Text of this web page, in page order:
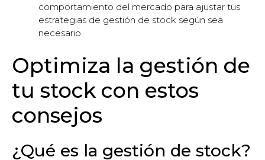
comportamiento del mercado para ajustar tus
estrategias de gestión de stock según sea
necesario.
Optimiza la gestión de
tu stock con estos
consejos
¿Qué es la gestión de stock?